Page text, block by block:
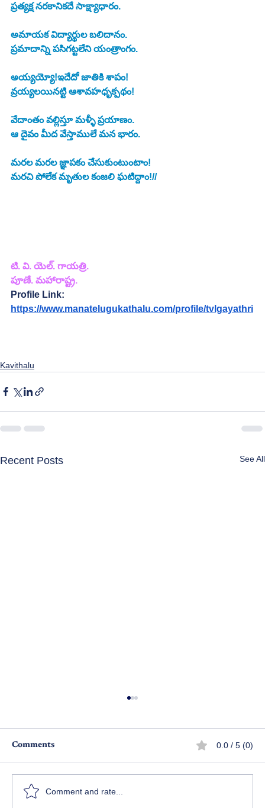
ప్రత్యక్ష నరకానికదే సాక్ష్యాధారం.
అమాయక విద్యార్థుల బలిదానం.
ప్రమాదాన్ని పసిగట్టలేని యంత్రాంగం.
అయ్యయ్యో!ఇదేదో జాతికి శాపం!
వ్రయ్యలయినట్టి ఆశావహధృక్పథం!
వేదాంతం వల్లిస్తూ మళ్ళీ ప్రయాణం.
ఆ దైవం మీద వేస్తాములే మన భారం.
మరల మరల జ్ఞాపకం చేసుకుంటుంటాం!
మరచి పోలేక మృతుల కంజలి ఘటిద్దాం!//
టి. వి. యెల్. గాయత్రి.
పూణే. మహారాష్ట్ర.
Profile Link:
https://www.manatelugukathalu.com/profile/tvlgayathri
Kavithalu
Recent Posts See All
కరికాల చోళుడు - పార్ట్ 1
Comments 0.0 / 5 (0)
Comment and rate...